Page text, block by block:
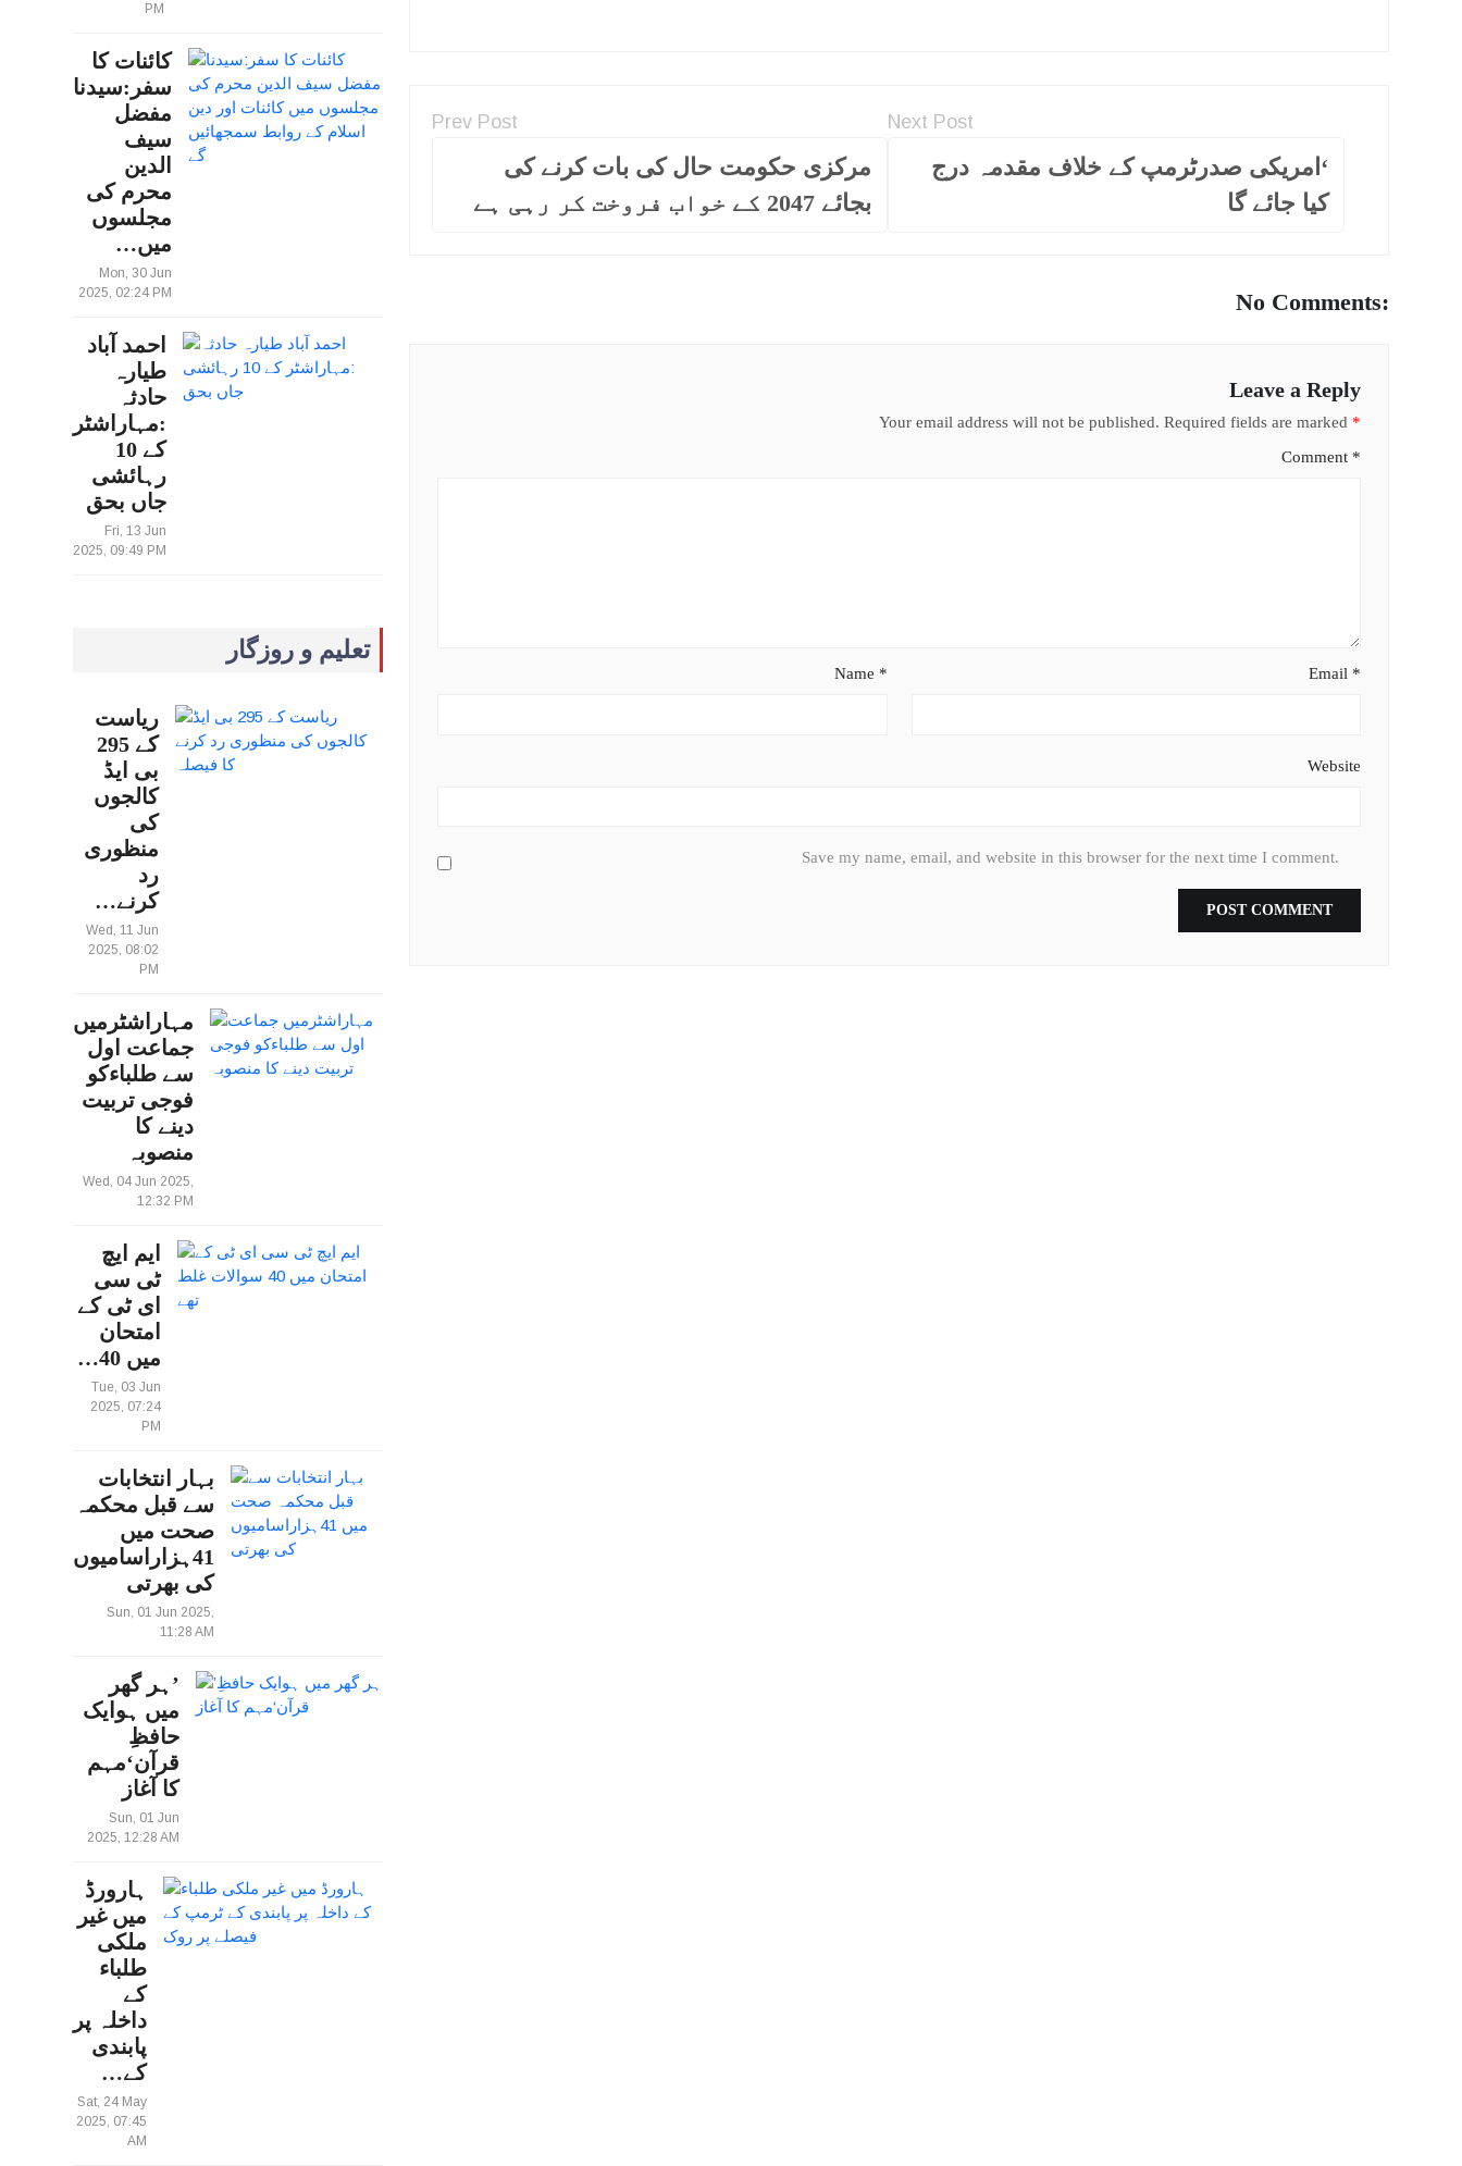
PM
کائنات کا
سفر:سیدنا
مفضل
سیف
الدین
محرم کی
مجلسوں
میں…
Mon, 30 Jun
2025, 02:24 PM
احمد آباد
طیارہ
حادثہ
:مہاراشٹر
کے 10
رہائشی
جاں بحق
Fri, 13 Jun
2025, 09:49 PM
تعلیم و روزگار
ریاست
کے 295
بی ایڈ
کالجوں
کی
منظوری
رد
کرنے…
Wed, 11 Jun
2025, 08:02
PM
مہاراشٹرمیں
جماعت اول
سے طلباءکو
فوجی تربیت
دینے کا
منصوبہ
Wed, 04 Jun 2025,
12:32 PM
ایم ایچ
ٹی سی
ای ٹی کے
امتحان
میں 40…
Tue, 03 Jun
2025, 07:24
PM
بہار انتخابات
سے قبل محکمہ
صحت میں
41ہزاراسامیوں
کی بھرتی
Sun, 01 Jun 2025,
11:28 AM
’ہر گھر
میں ہوایک
حافظِ
قرآن‘مہم
کا آغاز
Sun, 01 Jun
2025, 12:28 AM
ہارورڈ
میں غیر
ملکی
طلباء
کے
داخلہ پر
پابندی
کے…
Sat, 24 May
2025, 07:45
AM
Prev Post
مرکزی حکومت حال کی بات کرنے کی
بجائے 2047 کے خواب فروخت کر رہی ہے
Next Post
‘امریکی صدرٹرمپ کے خلاف مقدمہ درج
کیا جائے گا
No Comments:
Leave a Reply
Your email address will not be published. Required fields are marked *
Comment *
Name * Email *
Website
Save my name, email, and website in this browser for the next time I comment.